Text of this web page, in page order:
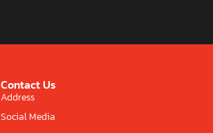
Contact Us
Address
Social Media